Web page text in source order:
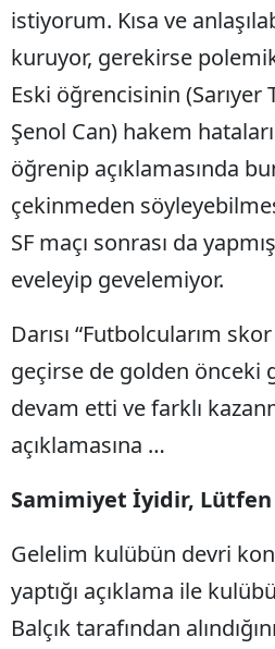
istiyorum. Kısa ve
kuruyor, gerekirse
Eski öğrencisinin
Şenol Can) hakem
öğrenip açıklamasında
çekinmeden
SF maçı sonrası da
eveleyip gevelemiyor.
Darısı “Futbolcularım
geçirse de golden önceki
devam etti ve farklı
açıklamasına …
Samimiyet İyidir, Lütfen
Gelelim kulübün devri
yaptığı açıklama ile
Balçık tarafından